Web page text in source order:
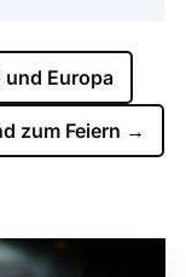
und Europa
zum Feiern →